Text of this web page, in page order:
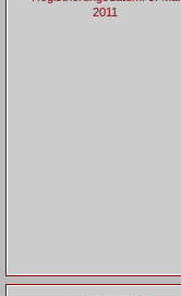
2011